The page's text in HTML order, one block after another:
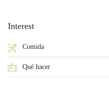
Interest
Comida
Qué hacer